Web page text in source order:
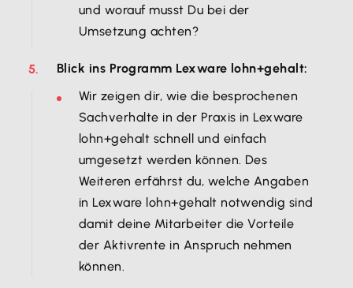
und worauf musst Du bei der
Umsetzung achten?​
Blick ins Programm Lexware lohn+gehalt:
​Wir zeigen dir, wie die besprochenen
Sachverhalte in der Praxis in Lexware
lohn+gehalt schnell und einfach
umgesetzt werden können. Des
Weiteren erfährst du, welche Angaben
in Lexware lohn+gehalt notwendig sind
damit deine Mitarbeiter die Vorteile
der Aktivrente in Anspruch nehmen
können. ​